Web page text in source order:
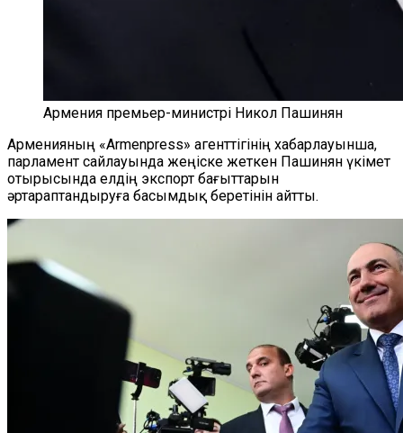
Армения премьер-министрі Никол Пашинян
Арменияның «Armenpress» агенттігінің хабарлауынша,
парламент сайлауында жеңіске жеткен Пашинян үкімет
отырысында елдің экспорт бағыттарын
әртараптандыруға басымдық беретінін айтты.